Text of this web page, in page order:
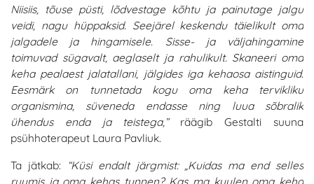
Niisiis, tõuse püsti, lõdvestage kõhtu ja painutage jalgu
veidi, nagu hüppaksid. Seejärel keskendu täielikult oma
jalgadele ja hingamisele. Sisse- ja väljahingamine
toimuvad sügavalt, aeglaselt ja rahulikult. Skaneeri oma
keha pealaest jalatallani, jälgides iga kehaosa aistinguid.
Eesmärk on tunnetada kogu oma keha tervikliku
organismina, süveneda endasse ning luua sõbralik
ühendus enda ja teistega,” räägib Gestalti suuna
psühhoterapeut Laura Pavliuk.
Ta jätkab: “Küsi endalt järgmist: „Kuidas ma end selles